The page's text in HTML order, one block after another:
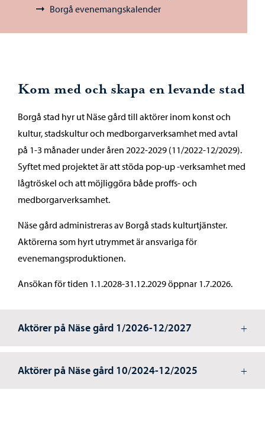
Borgå evenemangskalender
Kom med och skapa en levande stad
Borgå stad hyr ut Näse gård till aktörer inom konst och
kultur, stadskultur och medborgarverksamhet med avtal
på 1-3 månader under åren 2022-2029 (11/2022-12/2029).
Syftet med projektet är att stöda pop-up -verksamhet med
lågtröskel och att möjliggöra både proffs- och
medborgarverksamhet.
Näse gård administreras av Borgå stads kulturtjänster.
Aktörerna som hyrt utrymmet är ansvariga för
evenemangsproduktionen.
Ansökan för tiden 1.1.2028-31.12.2029 öppnar 1.7.2026.
Aktörer på Näse gård 1/2026-12/2027
Aktörer på Näse gård 10/2024-12/2025